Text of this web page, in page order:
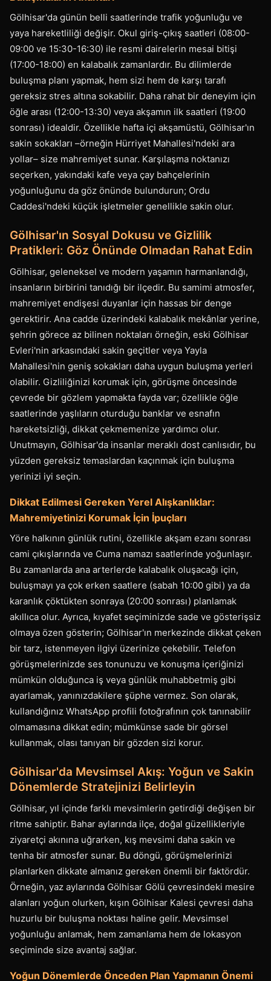
Gölhisar'da günün belli saatlerinde trafik yoğunluğu ve
yaya hareketliliği değişir. Okul giriş-çıkış saatleri (08:00-
09:00 ve 15:30-16:30) ile resmi dairelerin mesai bitişi
(17:00-18:00) en kalabalık zamanlardır. Bu dilimlerde
buluşma planı yapmak, hem sizi hem de karşı tarafı
gereksiz stres altına sokabilir. Daha rahat bir deneyim için
öğle arası (12:00-13:30) veya akşamın ilk saatleri (19:00
sonrası) idealdir. Özellikle hafta içi akşamüstü, Gölhisar'ın
sakin sokakları –örneğin Hürriyet Mahallesi'ndeki ara
yollar– size mahremiyet sunar. Karşılaşma noktanızı
seçerken, yakındaki kafe veya çay bahçelerinin
yoğunluğunu da göz önünde bulundurun; Ordu
Caddesi'ndeki küçük işletmeler genellikle sakin olur.
Gölhisar'ın Sosyal Dokusu ve Gizlilik
Pratikleri: Göz Önünde Olmadan Rahat Edin
Gölhisar, geleneksel ve modern yaşamın harmanlandığı,
insanların birbirini tanıdığı bir ilçedir. Bu samimi atmosfer,
mahremiyet endişesi duyanlar için hassas bir denge
gerektirir. Ana cadde üzerindeki kalabalık mekânlar yerine,
şehrin görece az bilinen noktaları örneğin, eski Gölhisar
Evleri'nin arkasındaki sakin geçitler veya Yayla
Mahallesi'nin geniş sokakları daha uygun buluşma yerleri
olabilir. Gizliliğinizi korumak için, görüşme öncesinde
çevrede bir gözlem yapmakta fayda var; özellikle öğle
saatlerinde yaşlıların oturduğu banklar ve esnafın
hareketsizliği, dikkat çekmemenize yardımcı olur.
Unutmayın, Gölhisar'da insanlar meraklı dost canlısıdır, bu
yüzden gereksiz temaslardan kaçınmak için buluşma
yerinizi iyi seçin.
Dikkat Edilmesi Gereken Yerel Alışkanlıklar:
Mahremiyetinizi Korumak İçin İpuçları
Yöre halkının günlük rutini, özellikle akşam ezanı sonrası
cami çıkışlarında ve Cuma namazı saatlerinde yoğunlaşır.
Bu zamanlarda ana arterlerde kalabalık oluşacağı için,
buluşmayı ya çok erken saatlere (sabah 10:00 gibi) ya da
karanlık çöktükten sonraya (20:00 sonrası) planlamak
akıllıca olur. Ayrıca, kıyafet seçiminizde sade ve gösterişsiz
olmaya özen gösterin; Gölhisar'ın merkezinde dikkat çeken
bir tarz, istenmeyen ilgiyi üzerinize çekebilir. Telefon
görüşmelerinizde ses tonunuzu ve konuşma içeriğinizi
mümkün olduğunca iş veya günlük muhabbetmiş gibi
ayarlamak, yanınızdakilere şüphe vermez. Son olarak,
kullandığınız WhatsApp profili fotoğrafının çok tanınabilir
olmamasına dikkat edin; mümkünse sade bir görsel
kullanmak, olası tanıyan bir gözden sizi korur.
Gölhisar'da Mevsimsel Akış: Yoğun ve Sakin
Dönemlerde Stratejinizi Belirleyin
Gölhisar, yıl içinde farklı mevsimlerin getirdiği değişen bir
ritme sahiptir. Bahar aylarında ilçe, doğal güzellikleriyle
ziyaretçi akınına uğrarken, kış mevsimi daha sakin ve
tenha bir atmosfer sunar. Bu döngü, görüşmelerinizi
planlarken dikkate almanız gereken önemli bir faktördür.
Örneğin, yaz aylarında Gölhisar Gölü çevresindeki mesire
alanları yoğun olurken, kışın Gölhisar Kalesi çevresi daha
huzurlu bir buluşma noktası haline gelir. Mevsimsel
yoğunluğu anlamak, hem zamanlama hem de lokasyon
seçiminde size avantaj sağlar.
Yoğun Dönemlerde Önceden Plan Yapmanın Önemi